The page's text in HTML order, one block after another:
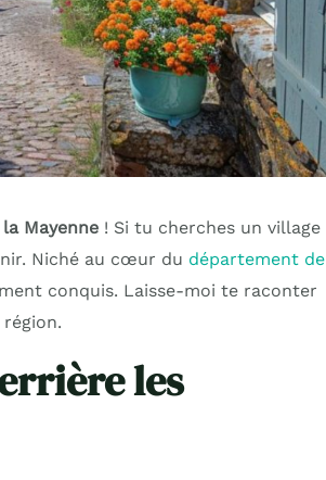
Mayenne! Si tu cherches un village
Niché au cœur du département de
conquis. Laisse-moi te raconter
les